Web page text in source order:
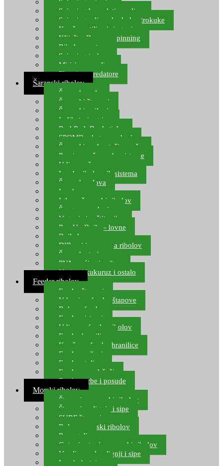
Spinning setovi
Spinning kompleti varalica
Spinning udice, dvokuke, trokuke
Kopče, vrtilice i ringovi
Kliješta, škare za spinning
Ribolov pastrve
Spinning torbe
Mirisi za varalice
Plovci za predatore
Šaranski ribolov
Šaranske role
Šaranski štapovi
Šaranski najloni
Indikatori ugriza
Rod Pod, Banksticks
SPOMB rakete, markeri
Šaranski podmetači, mreže
Pernice za šaranske sisteme
Udice za šarana, amura
Izrada ribolovnih sistema
Šaranska olova
Leadcore
Igle za šaranski ribolov
Špage, upredenice
Vaganje i zaštita ribe
Pop Up Boile – lovne
Boile lovne
DIP-ovi i arome za ribolov
Šaranske torbe
PVA vrećice i pribor
Umjetni kukuruz i ostalo
Feeder ribolov
Feeder štapovi
Vrhovi za feeder štapove
Role za feeder
Feeder sistemi
Udice za feeder ribolov
Feeder hranilice
Kopče za feeder hranilice
Feeder najloni
Feeder stolice
Feeder arm držači
Feeder torbe i posude
Morski ribolov
Štapovi za morski ribolov
Štapovi za lignje i sipe
SURF štapovi
Role za morski ribolov
Parangali
Gotovi setovi za morski ribolov
Varalice za lov lignji i sipe
Lov hobotnice